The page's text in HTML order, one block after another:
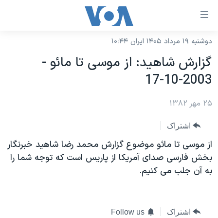
لینکهای
دسترسی
جهش
محتوای
اصلی
صفحه
اصلی
جهش
به
نسخه سبک وب‌سایت
موضوع ها
ایران
آمریکا
ورزشی
گزیده‌ها
ویدیوها
برنامه های تلویزیونی
جدول برنامه ها
صفحه‌های ویژه
جام جهانی ۲۰۲۶
عملیات خشم حماسی
بایگانی برنامه‌های تلویزیونی
فرکانس‌های صدای آمریکا
پخش رادیویی
دوشنبه ۱۹ مرداد ۱۴۰۵ ایران ۱۰:۴۴
گزارش شاهيد: از موسی تا مائو -
2003-10-17
۲۵ مهر ۱۳۸۲
اشتراک
از موسی تا مائو موضوع گزارش محمد رضا شاهيد خبرنگار
بخش فارسی صدای آمريکا از پاريس است که توجه شما را
به آن جلب می کنيم.
اشتراک Follow us